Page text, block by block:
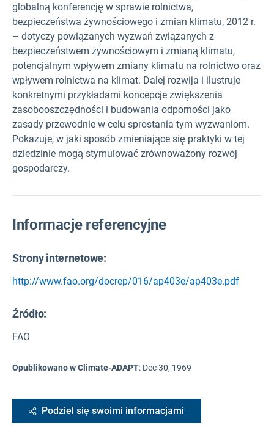
globalną konferencję w sprawie rolnictwa,
bezpieczeństwa żywnościowego i zmian klimatu, 2012 r.
– dotyczy powiązanych wyzwań związanych z
bezpieczeństwem żywnościowym i zmianą klimatu,
potencjalnym wpływem zmiany klimatu na rolnictwo oraz
wpływem rolnictwa na klimat. Dalej rozwija i ilustruje
konkretnymi przykładami koncepcje zwiększenia
zasobooszczędności i budowania odporności jako
zasady przewodnie w celu sprostania tym wyzwaniom.
Pokazuje, w jaki sposób zmieniające się praktyki w tej
dziedzinie mogą stymulować zrównoważony rozwój
gospodarczy.
Informacje referencyjne
Strony internetowe:
http://www.fao.org/docrep/016/ap403e/ap403e.pdf
Źródło:
FAO
Opublikowano w Climate-ADAPT: Dec 30, 1969
Podziel się swoimi informacjami